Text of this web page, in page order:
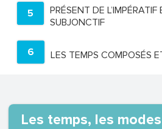
5
PRÉSENT DE
SUBJONCTIF
6 LES TEMPS COMPOSÉS
Les temps, les